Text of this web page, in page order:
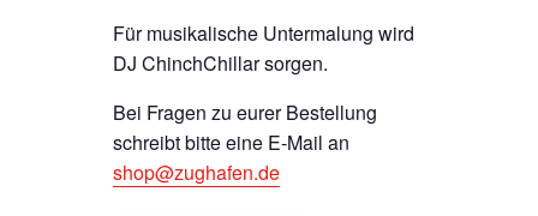
Für musikalische Untermalung wird
DJ ChinchChillar sorgen.
Bei Fragen zu eurer Bestellung
schreibt bitte eine E-Mail an
shop@zughafen.de